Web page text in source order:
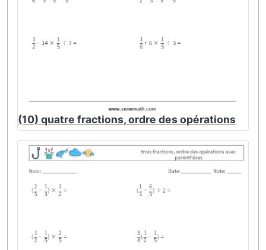
(10) quatre fractions, ordre des opérations